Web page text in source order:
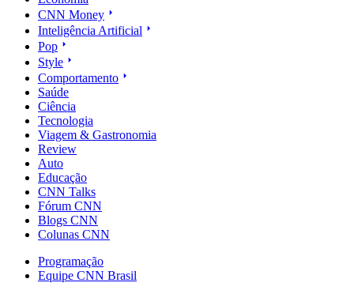
CNN Money
Inteligência Artificial
Pop
Style
Comportamento
Saúde
Ciência
Tecnologia
Viagem & Gastronomia
Review
Auto
Educação
CNN Talks
Fórum CNN
Blogs CNN
Colunas CNN
Programação
Equipe CNN Brasil